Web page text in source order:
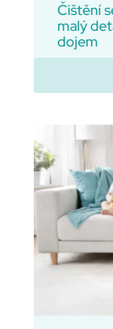
Čištění
malý
dojem